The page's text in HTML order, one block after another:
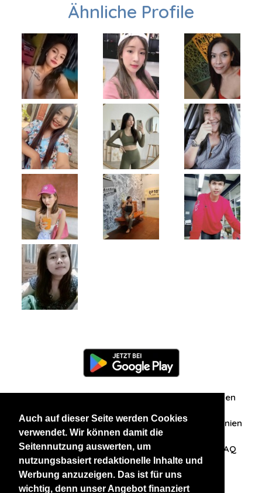
Auch auf dieser Seite werden Cookies
verwendet. Wir können damit die
Seitennutzung auswerten, um
nutzungsbasiert redaktionelle Inhalte und
Werbung anzuzeigen. Das ist für uns
wichtig, denn unser Angebot finanziert
Ähnliche Profile
Zuschriften/Erfahrungen
Datenschutzerklärung AGB Datenschutzrichtlinien
Nehmen Sie Kontakt mit uns auf FAQ
Unsere anderen Websites